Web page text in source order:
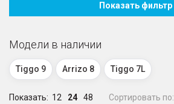
Показать фильтр
Модели в наличии
Tiggo 9 Arrizo 8 Tiggo 7L
Показать: 12 24 48 Сортировать по: